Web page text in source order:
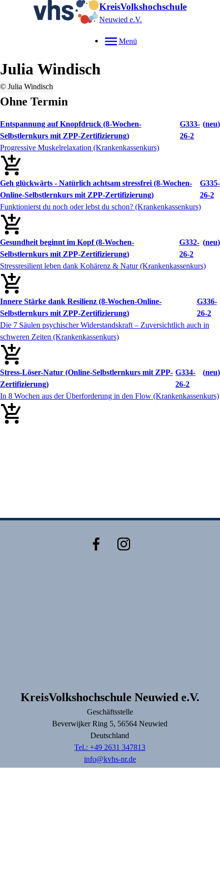
KreisVolkshochschule
Neuwied e.V.
Menü
Julia Windisch
© Julia Windisch
Ohne Termin
Entspannung auf Knopfdruck (8-Wochen-
Selbstlernkurs mit ZPP-Zertifizierung)
G333-
26-2
neu
Progressive Muskelrelaxation (Krankenkassenkurs)
Geh glückwärts - Natürlich achtsam stressfrei (8-Wochen-
Online-Selbstlernkurs mit ZPP-Zertifizierung)
G335-
26-2
Funktionierst du noch oder lebst du schon? (Krankenkassenkurs)
Gesundheit beginnt im Kopf (8-Wochen-
Selbstlernkurs mit ZPP-Zertifizierung)
G332-
26-2
neu
Stressresilient leben dank Kohärenz & Natur (Krankenkassenkurs)
Innere Stärke dank Resilienz (8-Wochen-Online-
Selbstlernkurs mit ZPP-Zertifizierung)
G336-
26-2
Die 7 Säulen psychischer Widerstandskraft – Zuversichtlich auch in
schweren Zeiten (Krankenkassenkurs)
Stress-Löser-Natur (Online-Selbstlernkurs mit ZPP-
Zertifizierung)
G334-
26-2
neu
In 8 Wochen aus der Überforderung in den Flow (Krankenkassenkurs)
KreisVolkshochschule Neuwied e.V.
Geschäftsstelle
Beverwijker Ring 5, 56564Neuwied
Deutschland
Tel.: +49 2631 347813
info@kvhs-nr.de